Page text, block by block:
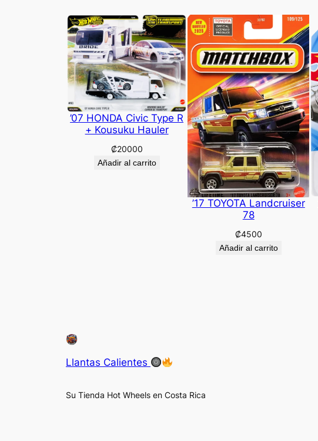
’07 HONDA Civic Type R
+ Kousuku Hauler
₡20000
Añadir al carrito
’17 TOYOTA Landcruiser
78
₡4500
Añadir al carrito
Llantas Calientes
Su Tienda Hot Wheels en Costa Rica